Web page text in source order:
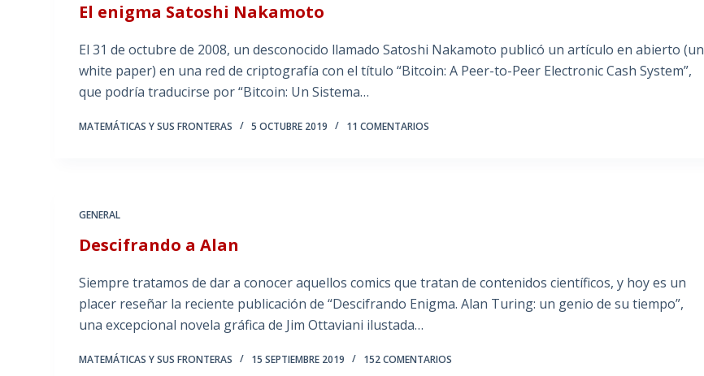
El enigma Satoshi Nakamoto
El 31 de octubre de 2008, un desconocido llamado Satoshi Nakamoto publicó un artículo en abierto (un
white paper) en una red de criptografía con el título “Bitcoin: A Peer-to-Peer Electronic Cash System”,
que podría traducirse por “Bitcoin: Un Sistema…
MATEMÁTICAS Y SUS FRONTERAS 5 OCTUBRE 2019 11 COMENTARIOS
GENERAL
Descifrando a Alan
Siempre tratamos de dar a conocer aquellos comics que tratan de contenidos científicos, y hoy es un
placer reseñar la reciente publicación de “Descifrando Enigma. Alan Turing: un genio de su tiempo”,
una excepcional novela gráfica de Jim Ottaviani ilustada…
MATEMÁTICAS Y SUS FRONTERAS 15 SEPTIEMBRE 2019 152 COMENTARIOS